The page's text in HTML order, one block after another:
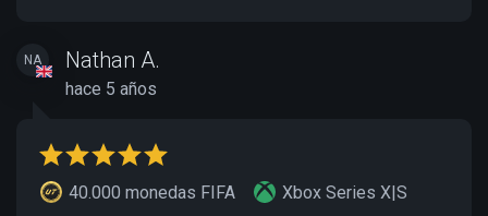
NA Nathan A.
hace 5 años
40.000 monedas FIFA Xbox Series X|S